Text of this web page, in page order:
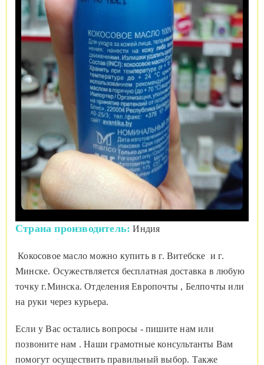
Страна производитель: Индия
Кокосовое масло можно купить в г. Витебске и г.
Минске. Осужествляется бесплатная доставка в любую
точку г.Минска. Отделения Европочты , Белпочты или
на руки через курьера.
Если у Вас остались вопросы - пишите нам или
позвоните нам . Наши грамотные консультанты Вам
помогут осуществить правильный выбор. Также